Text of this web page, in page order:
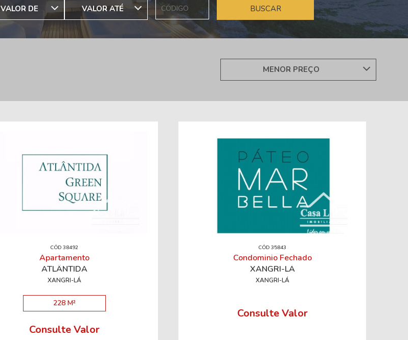
VALOR DE VALOR ATÉ
MENOR PREÇO
CÓD 38492
Apartamento
ATLÂNTIDA
XANGRI-LÁ
228 M²
Consulte Valor
CÓD 35843
Condominio Fechado
XANGRI-LÁ
XANGRI-LÁ
Consulte Valor